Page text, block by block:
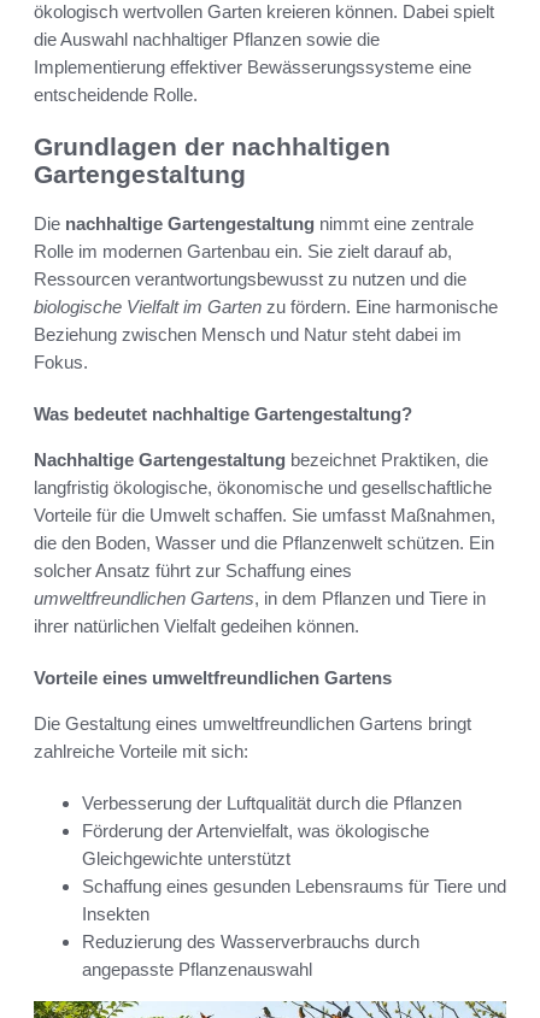
ökologisch wertvollen Garten kreieren können. Dabei spielt
die Auswahl nachhaltiger Pflanzen sowie die
Implementierung effektiver Bewässerungssysteme eine
entscheidende Rolle.
Grundlagen der nachhaltigen
Gartengestaltung
Die nachhaltige Gartengestaltung nimmt eine zentrale
Rolle im modernen Gartenbau ein. Sie zielt darauf ab,
Ressourcen verantwortungsbewusst zu nutzen und die
biologische Vielfalt im Garten zu fördern. Eine harmonische
Beziehung zwischen Mensch und Natur steht dabei im
Fokus.
Was bedeutet nachhaltige Gartengestaltung?
Nachhaltige Gartengestaltung bezeichnet Praktiken, die
langfristig ökologische, ökonomische und gesellschaftliche
Vorteile für die Umwelt schaffen. Sie umfasst Maßnahmen,
die den Boden, Wasser und die Pflanzenwelt schützen. Ein
solcher Ansatz führt zur Schaffung eines
umweltfreundlichen Gartens, in dem Pflanzen und Tiere in
ihrer natürlichen Vielfalt gedeihen können.
Vorteile eines umweltfreundlichen Gartens
Die Gestaltung eines umweltfreundlichen Gartens bringt
zahlreiche Vorteile mit sich:
Verbesserung der Luftqualität durch die Pflanzen
Förderung der Artenvielfalt, was ökologische
Gleichgewichte unterstützt
Schaffung eines gesunden Lebensraums für Tiere und
Insekten
Reduzierung des Wasserverbrauchs durch
angepasste Pflanzenauswahl